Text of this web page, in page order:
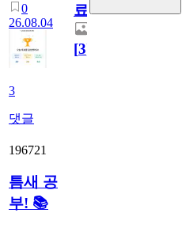
0
26.08.04
3
댓글
료
[3]
196721
틈새 공
부! 📚